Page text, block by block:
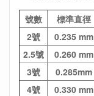
號數
標準直徑
2號
0.235 mm
2.5號
0.260 mm
3號
0.285mm
4號
0.330 mm